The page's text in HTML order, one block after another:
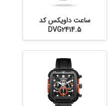
ساعت داویکس کد
DVG2414.5